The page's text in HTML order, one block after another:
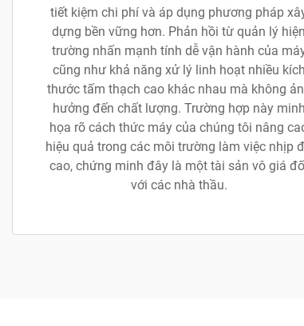
tiết kiệm chi phí và áp dụng phương pháp
dựng bền vững hơn. Phản hồi từ quản lý hiện
trường nhấn mạnh tính dễ vận hành của
cũng như khả năng xử lý linh hoạt nhiều kích
thước tấm thạch cao khác nhau mà không
hưởng đến chất lượng. Trường hợp này minh
họa rõ cách thức máy của chúng tôi nâng
hiệu quả trong các môi trường làm việc nhịp
cao, chứng minh đây là một tài sản vô giá
với các nhà thầu.